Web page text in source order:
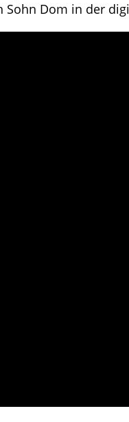
Dom in der